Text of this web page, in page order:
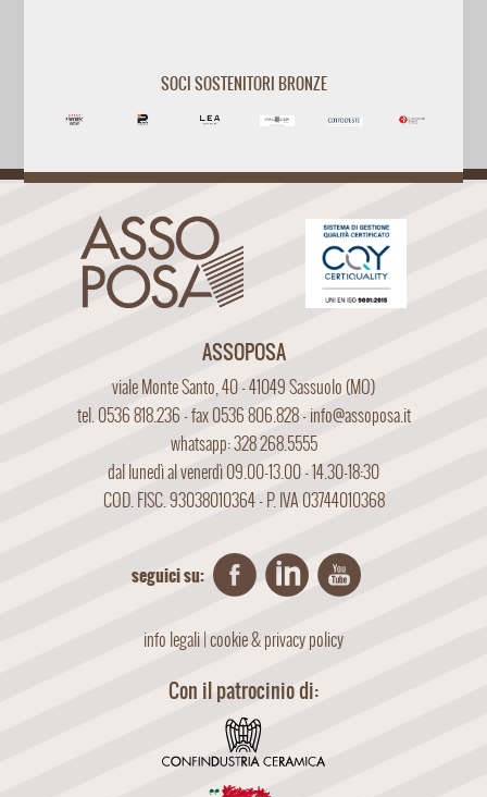
SOCI SOSTENITORI BRONZE
ASSOPOSA
viale Monte Santo, 40 - 41049 Sassuolo (MO)
tel. 0536 818.236 - fax 0536 806.828 -info@assoposa.it
whatsapp: 328 268.5555
dal lunedì al venerdì 09.00-13.00 - 14.30-18:30
COD. FISC. 93038010364 - P. IVA 03744010368
seguici su:
info legali|cookie & privacy policy
Con il patrocinio di: